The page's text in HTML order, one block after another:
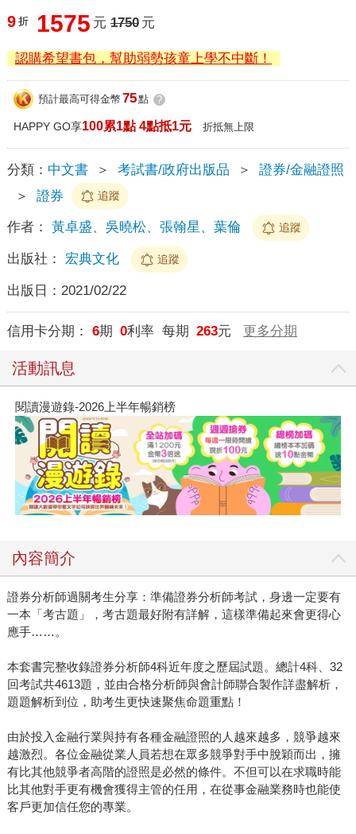
9 折 1575 元 1750 元
認購希望書包，幫助弱勢孩童上學不中斷！
預計最高可得金幣 75點 ?
HAPPY GO享100累1點 4點抵1元 折抵無上限
分類： 中文書 ＞ 考試書/政府出版品 ＞
證券/金融證照
＞
證券 追蹤
作者： 黃卓盛、吳曉松、張翰星、葉倫 追蹤
出版社： 宏典文化 追蹤
出版日： 2021/02/22
信用卡分期： 6期 0利率 每期 263元 更多分期
活動訊息
閱讀漫遊錄-2026上半年暢銷榜
內容簡介
證券分析師過關考生分享：準備證券分析師考試，身邊一定要有
一本「考古題」，考古題最好附有詳解，這樣準備起來會更得心
應手……。
本套書完整收錄證券分析師4科近年度之歷屆試題。總計4科、32
回考試共4613題，並由合格分析師與會計師聯合製作詳盡解析，
題題解析到位，助考生更快速聚焦命題重點！
由於投入金融行業與持有各種金融證照的人越來越多，競爭越來
越激烈。各位金融從業人員若想在眾多競爭對手中脫穎而出，擁
有比其他競爭者高階的證照是必然的條件。不但可以在求職時能
比其他對手更有機會獲得主管的任用，在從事金融業務時也能使
客戶更加信任您的專業。